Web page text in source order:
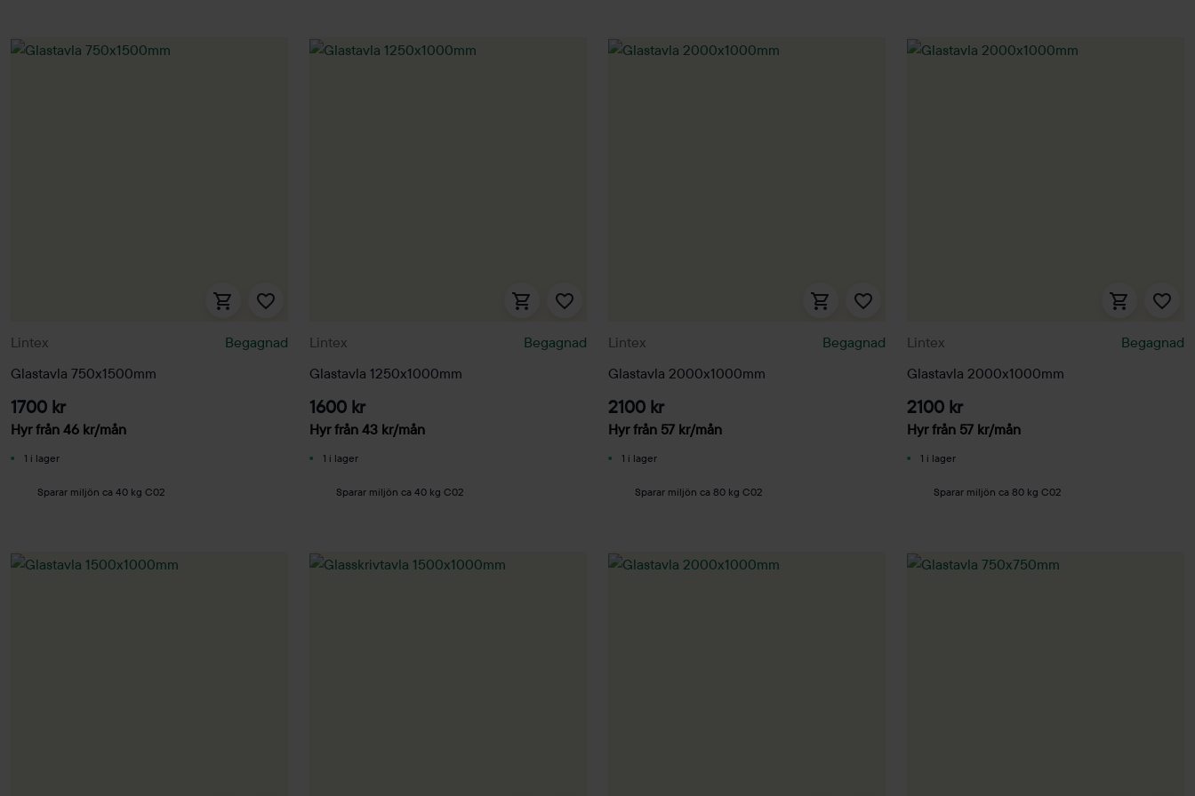
Lintex
Begagnad
Glastavla 750x1500mm
1700 kr
Hyr från 46 kr/mån
1 i lager
Sparar miljön ca 40 kg C02
Lintex
Begagnad
Glastavla 1250x1000mm
1600 kr
Hyr från 43 kr/mån
1 i lager
Sparar miljön ca 40 kg C02
Lintex
Begagnad
Glastavla 2000x1000mm
2100 kr
Hyr från 57 kr/mån
1 i lager
Sparar miljön ca 80 kg C02
Lintex
Begagnad
Glastavla 2000x1000mm
2100 kr
Hyr från 57 kr/mån
1 i lager
Sparar miljön ca 80 kg C02